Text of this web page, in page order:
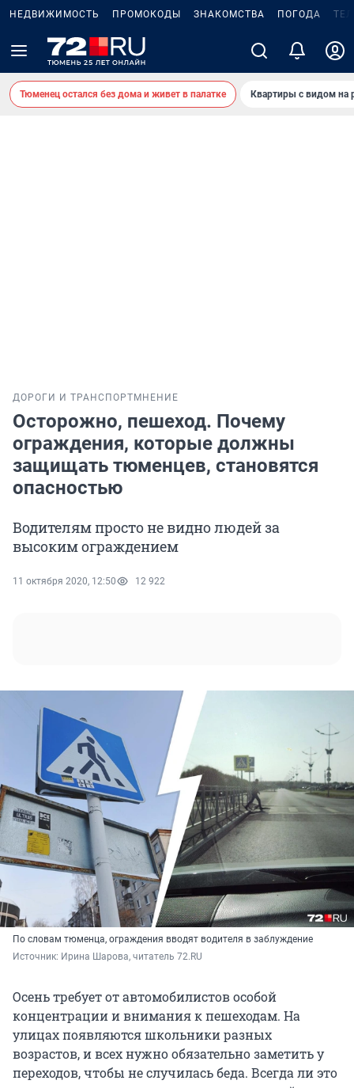
НЕДВИЖИМОСТЬ ПРОМОКОДЫ ЗНАКОМСТВА ПОГОДА
Тюменец остался без дома и живет в палатке Квартиры с видом на
ДОРОГИ И ТРАНСПОРТ МНЕНИЕ
Осторожно, пешеход. Почему
ограждения, которые должны
защищать тюменцев, становятся
опасностью
Водителям просто не видно людей за
высоким ограждением
11 октября 2020, 12:50 12 922
По словам тюменца, ограждения вводят водителя в заблуждение
Источник: Ирина Шарова, читатель 72.RU
Осень требует от автомобилистов особой
концентрации и внимания к пешеходам. На
улицах появляются школьники разных
возрастов, и всех нужно обязательно заметить у
переходов, чтобы не случилась беда. Всегда ли это